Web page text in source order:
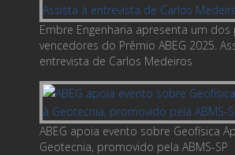
Embre Engenharia apresenta um
vencedores do Prêmio ABEG 2025.
entrevista de Carlos Medeiros
ABEG apoia evento sobre Geofísica
Geotecnia, promovido pela ABMS-SP